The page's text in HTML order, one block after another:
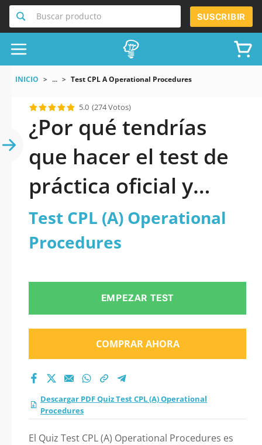
Buscar producto SUSCRIBIR
INICIO ... Test CPL A Operational Procedures
5.0 (274 Votos)
¿Por qué tendrías
que hacer el test de
práctica oficial y
actualizado de Test
CPL (A) Operational
Test CPL (A) Operational
Procedures
EMPEZAR TEST
COMPRAR AHORA
Descargar PDF Quiz Test CPL (A) Operational
Procedures
El Quiz Test CPL (A) Operational Procedures es